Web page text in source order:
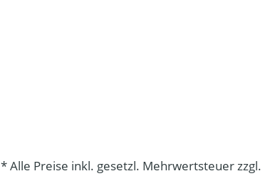
* Alle Preise inkl. gesetzl. Mehrwertsteuer zzgl.